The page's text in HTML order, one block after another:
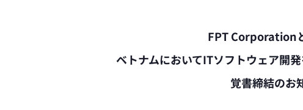
FPT Corporation
ベトナムにおいてITソフトウェア開
覚書締結のお